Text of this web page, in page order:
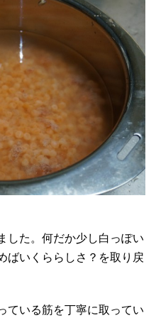
した。何だか少し白っぽい
ばいくららしさ？を取り戻
ている筋を丁寧に取ってい